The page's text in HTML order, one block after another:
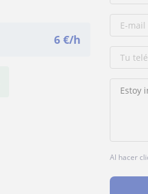
6 €/h
Al hacer